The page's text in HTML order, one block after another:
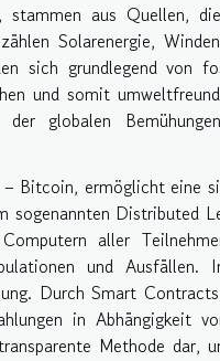
stammen aus Quellen,
Solarenergie,
sich grundlegend von
und somit
globalen
Bitcoin, ermöglicht eine
sogenannten Distributed
aller
und Ausfällen.
Durch Smart
in Abhängigkeit
Methode dar,